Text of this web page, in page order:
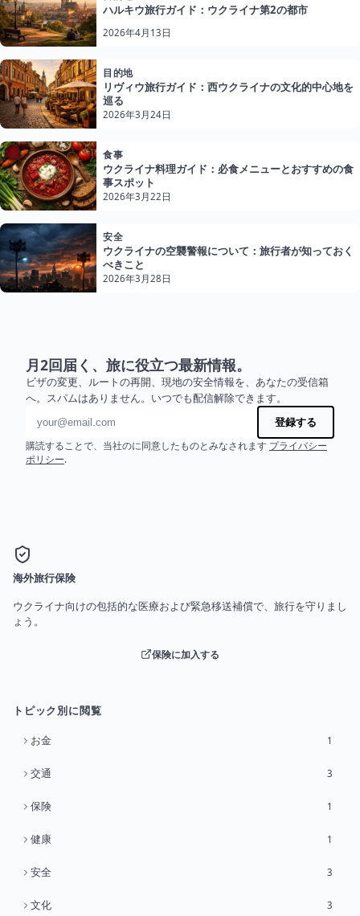
ハルキウ旅行ガイド：ウクライナ第2の都市
2026年4月13日
目的地
リヴィウ旅行ガイド：西ウクライナの文化的中心地を
巡る
2026年3月24日
食事
ウクライナ料理ガイド：必食メニューとおすすめの食
事スポット
2026年3月22日
安全
ウクライナの空襲警報について：旅行者が知っておく
べきこと
2026年3月28日
月2回届く、旅に役立つ最新情報。
ビザの変更、ルートの再開、現地の安全情報を、あなたの受信箱
へ。スパムはありません。いつでも配信解除できます。
メールアドレス
登録する
購読することで、当社のに同意したものとみなされます プライバシー
ポリシー.
海外旅行保険
ウクライナ向けの包括的な医療および緊急移送補償で、旅行を守りまし
ょう。
保険に加入する
トピック別に閲覧
お金 1
交通 3
保険 1
健康 1
安全 3
文化 3